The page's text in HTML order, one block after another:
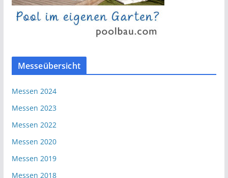
Messeübersicht
Messen 2024
Messen 2023
Messen 2022
Messen 2020
Messen 2019
Messen 2018